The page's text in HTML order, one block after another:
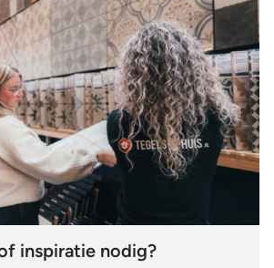
inspiratie nodig?